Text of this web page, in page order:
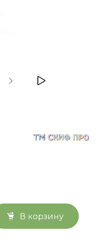
В корзину